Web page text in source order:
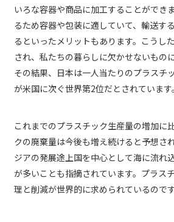
いろな容器や商品に加工することができ
るため容器や包装に適していて、輸送す
るといったメリットもあります。こうし
され、私たちの暮らしに欠かせないもの
その結果、日本は一人当たりのプラスチ
が米国に次ぐ世界第2位だとされています。
これまでのプラスチック生産量の増加に
クの廃棄量は今後も増え続けると予想さ
ジアの発展途上国を中心として海に流れ
が多いことも指摘されています。プラス
理と削減が世界的に求められているのです